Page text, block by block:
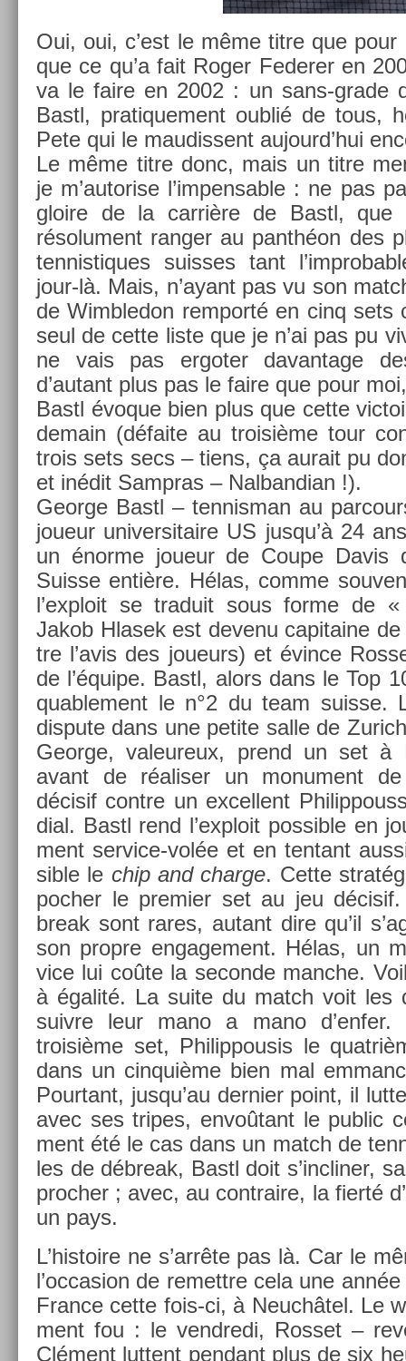
Oui, oui, c’est le même titre que pour
que ce qu’a fait Roger Feder­er en
va le faire en 2002 : un sans-grade
Bastl, pratique­ment oublié de tous,
Pete qui le maudis­sent aujourd’hui
Le même titre donc, mais un titre
je m’autor­ise l’im­pens­able : ne pas
gloire de la carrière de Bastl, que
résolu­ment rang­er au panthéon des
ten­nistiques suis­ses tant
jour-là. Mais, n’ayant pas vu son
de Wimbledon re­mporté en cinq sets
seul de cette liste que je n’ai pas pu
ne vais pas er­got­er davan­tage
d’autant plus pas le faire que pour
Bastl évoque bien plus que cette
demain (défaite au troisiè­me tour
trois sets secs – tiens, ça aurait pu
et inédit Sampras – Nal­bandian !).
Geor­ge Bastl – ten­nisman au
joueur uni­ver­sitaire US jusqu’à 24
un énorme joueur de Coupe
Suis­se entière. Hélas, comme
l’exploit se traduit sous forme de
Jakob Hlasek est de­venu capitaine
tre l’avis des joueurs) et évince
de l’équipe. Bastl, alors dans le Top
quab­le­ment le n°2 du team suis­se.
dis­pute dans une petite salle de
Geor­ge, valeureux, prend un set à
avant de réalis­er un monu­ment
décisif con­tre un ex­cel­lent
di­al. Bastl rend l’exploit pos­sible en
ment service-volée et en ten­tant
sible le chip and char­ge. Cette
poch­er le pre­mi­er set au jeu
break sont rares, autant dire qu’il
son pro­pre en­gage­ment. Hélas, un
vice lui coûte la secon­de man­che.
à égalité. La suite du match voit les
suiv­re leur mano a mano d’enfer.
troisiè­me set, Philip­pousis le
dans un cin­quiè­me bien mal
Pour­tant, jusqu’au de­rni­er point, il
avec ses tri­pes, envoûtant le pub­lic
ment été le cas dans un match de
les de débreak, Bastl doit s’inclin­er,
proch­er ; avec, au contra­ire, la fierté
un pays.
L’his­toire ne s’arrête pas là. Car le
l’oc­cas­ion de re­mettre cela une
Fran­ce cette fois-ci, à Neuchâtel. Le
ment fou : le vendredi, Ros­set –
Clément lut­tent pen­dant plus de six